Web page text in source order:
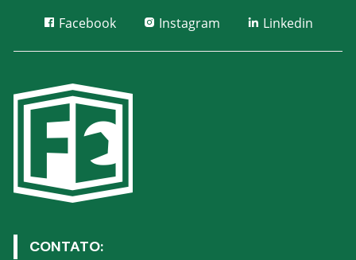
Facebook Instagram Linkedin
CONTATO: